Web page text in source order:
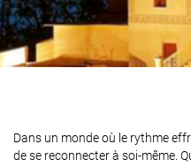
Dans un monde où le rythme
de se reconnecter à soi-même.